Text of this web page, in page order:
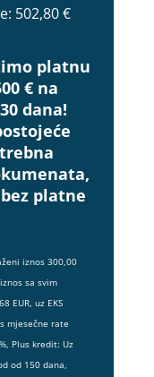
502,80 €
platnu
€ na
dana!
platne
iznos 300,00
sa svim
EUR, uz EKS
mjesečne rate
Plus kredit: Uz
od 150 dana,